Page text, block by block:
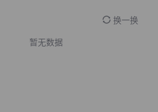
换一换
暂无数据